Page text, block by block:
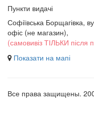
Пункти видачі
Софіївська Борщагівка,
офіс (не магазин),
(самовивіз ТІЛЬКИ після
Показати на мапі
Все права защищены.